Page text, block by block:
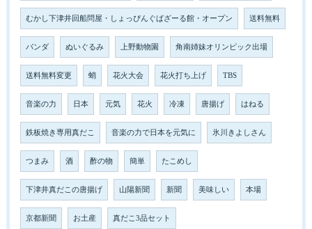
むかし下津井回船問屋・しょっぴんぐばざーる館・オープン 送料無料
パンダ ぬいぐるみ 上野動物園 角南姉妹オリンピック出場
送料無料変更 蛸 花火大会 花火打ち上げ TBS
音楽の力 日本 元気 花火 冷凍 唐揚げ はねる
鉄板焼き専用真だこ 音楽の力で日本を元気に 氷川きよしさん
つまみ 酒 酢の物 簡単 たこめし
下津井真だこの唐揚げ 山陽新聞 新聞 美味しい 本場
京都新聞 お土産 真だこ3品セット